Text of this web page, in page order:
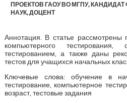
ПРОЕКТОВ ГАОУ ВО МГПУ,
НАУК, ДОЦЕНТ
Аннотация. В статье рассмотрены
компьютерного
тестированием, а также даны
тестов для учащихся начальных
Ключевые слова: обучение в
тестирование, компьютерное
возраст, тестовые задания